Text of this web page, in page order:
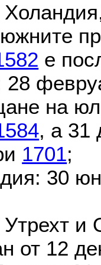
е
28
на
, а 31
1701;
30
Утрехт
от 12